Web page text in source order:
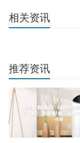
相关资讯
推荐资讯